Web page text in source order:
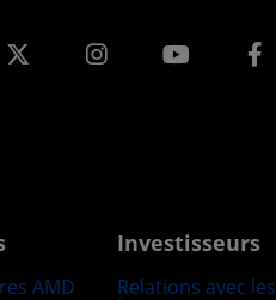
Instagram
AMD
Investisseurs
Relations avec les